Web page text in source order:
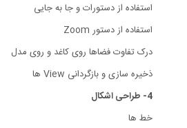
استفاده از دستورات و جا به جایی
استفاده از دستور Zoom
درک تفاوت فضاها روی کاغد و روی مدل
ذخیره سازی و بازگردانی View ها
4- طراحی اشکال
خط ها